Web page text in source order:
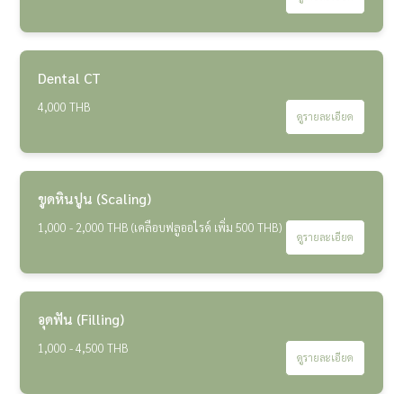
Dental CT
4,000 THB
ดูรายละเอียด
ขูดหินปูน (Scaling)
1,000 - 2,000 THB (เคลือบฟลูออไรด์ เพิ่ม 500 THB)
ดูรายละเอียด
อุดฟัน (Filling)
1,000 - 4,500 THB
ดูรายละเอียด